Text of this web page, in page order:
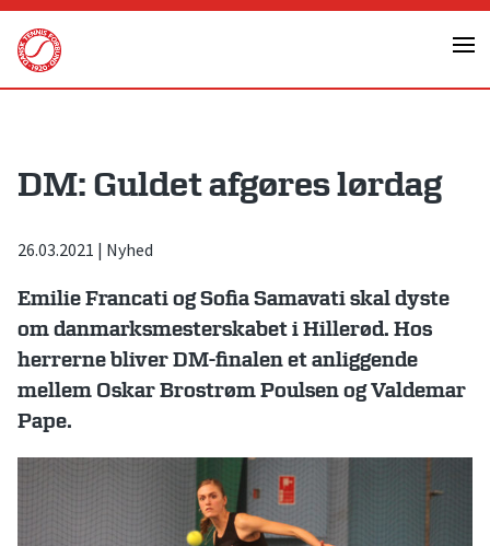
Skip
content
DM: Guldet afgøres lørdag
26.03.2021 | Nyhed
Emilie Francati og Sofia Samavati skal dyste
om danmarksmesterskabet i Hillerød. Hos
herrerne bliver DM-finalen et anliggende
mellem Oskar Brostrøm Poulsen og Valdemar
Pape.